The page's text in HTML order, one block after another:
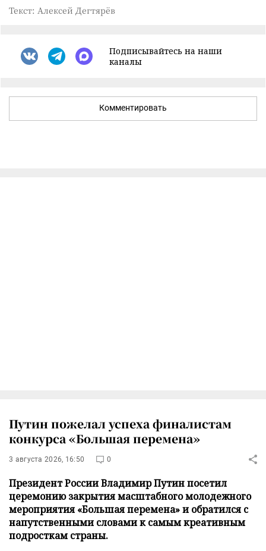
Текст: Алексей Дегтярёв
Подписывайтесь на наши
каналы
Комментировать
Путин пожелал успеха финалистам
конкурса «Большая перемена»
3 августа 2026, 16:50 0
Президент России Владимир Путин посетил
церемонию закрытия масштабного молодежного
мероприятия «Большая перемена» и обратился с
напутственными словами к самым креативным
подросткам страны.